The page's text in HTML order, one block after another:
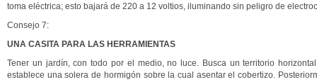
toma eléctrica; esto bajará de 220 a 12 voltios, iluminando sin peligro de
Consejo 7:
UNA CASITA PARA LAS HERRAMIENTAS
Tener un jardín, con todo por el medio, no luce. Busca un territorio
establece una solera de hormigón sobre la cual asentar el cobertizo.